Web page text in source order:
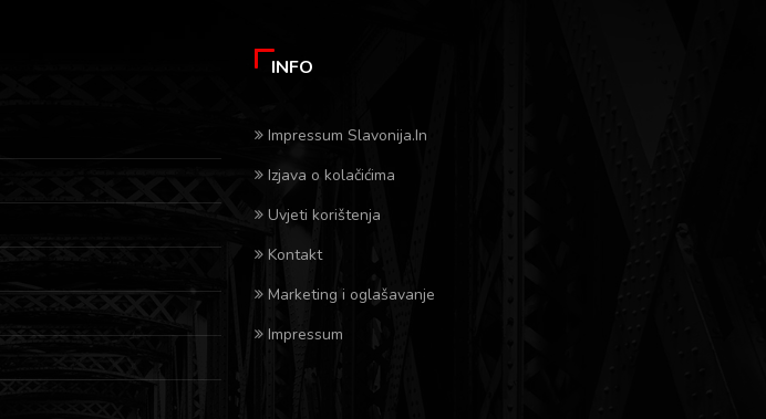
INFO
Impressum Slavonija.In
Izjava o kolačićima
Uvjeti korištenja
Kontakt
Marketing i oglašavanje
Impressum